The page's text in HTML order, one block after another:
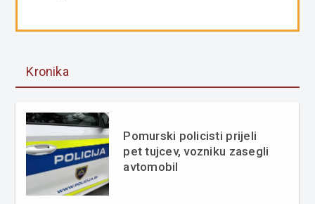
Kronika
Pomurski policisti prijeli
pet tujcev, vozniku zasegli
avtomobil